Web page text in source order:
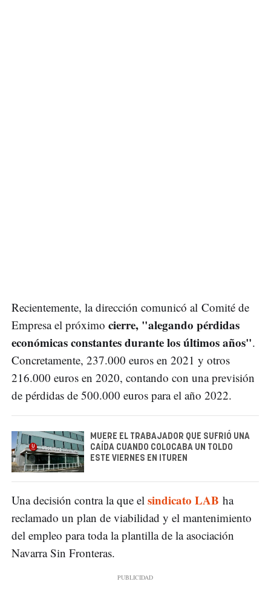
Recientemente, la dirección comunicó al Comité de
Empresa el próximo cierre, "alegando pérdidas
económicas constantes durante los últimos años".
Concretamente, 237.000 euros en 2021 y otros
216.000 euros en 2020, contando con una previsión
de pérdidas de 500.000 euros para el año 2022.
MUERE EL TRABAJADOR QUE SUFRIÓ UNA
CAÍDA CUANDO COLOCABA UN TOLDO
ESTE VIERNES EN ITUREN
Una decisión contra la que el sindicato LAB ha
reclamado un plan de viabilidad y el mantenimiento
del empleo para toda la plantilla de la asociación
Navarra Sin Fronteras.